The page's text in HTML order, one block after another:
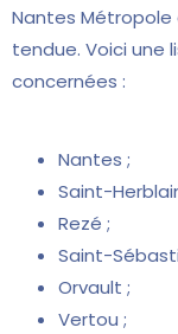
Nantes
tendue. Voici une
concernées :
Nantes ;
Saint-
Rezé ;
Saint-
Orvault ;
Vertou ;